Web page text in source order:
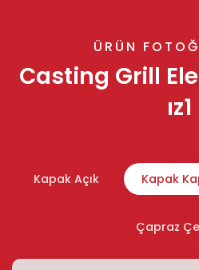
ÜRÜN
Casting Grill
ız1
Kapak Açık Kapak
Çapraz